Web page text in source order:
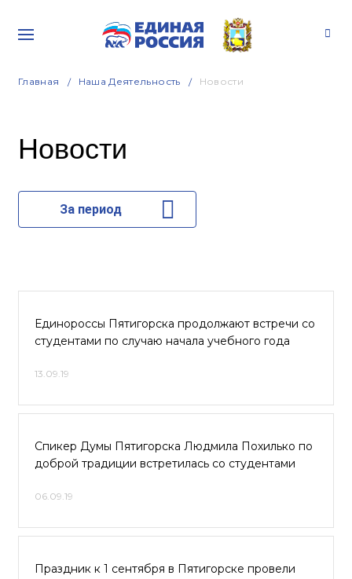
Главная Наша Деятельность Новости
Новости
За период
Единороссы Пятигорска продолжают встречи со
студентами по случаю начала учебного года
13.09.19
Спикер Думы Пятигорска Людмила Похилько по
доброй традиции встретилась со студентами
06.09.19
Праздник к 1 сентября в Пятигорске провели